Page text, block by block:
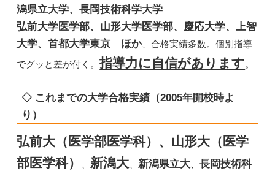
潟県立大学、長岡技術科学大学
弘前大学医学部、山形大学医学部、慶応大学、上智
大学、首都大学東京 ほか、合格実績多数。個別指導
でグッと差が付く。指導力に自信があります。
◇ これまでの大学合格実績（2005年開校時よ
り）
弘前大（医学部医学科）、山形大（医学
部医学科）
新潟大 新潟県立大 、長岡技術科